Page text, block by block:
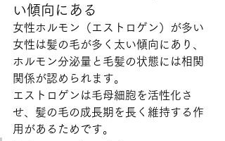
い傾向にある
女性ホルモン（エストロゲン）が多い
女性は髪の毛が多く太い傾向にあり、
ホルモン分泌量と毛髪の状態には相関
関係が認められます。
エストロゲンは毛母細胞を活性化さ
せ、髪の毛の成長期を長く維持する作
用があるためです。